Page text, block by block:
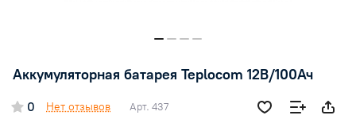
Аккумуляторная батарея Teplocom 12В/100Ач
0 Нет отзывов Арт. 437